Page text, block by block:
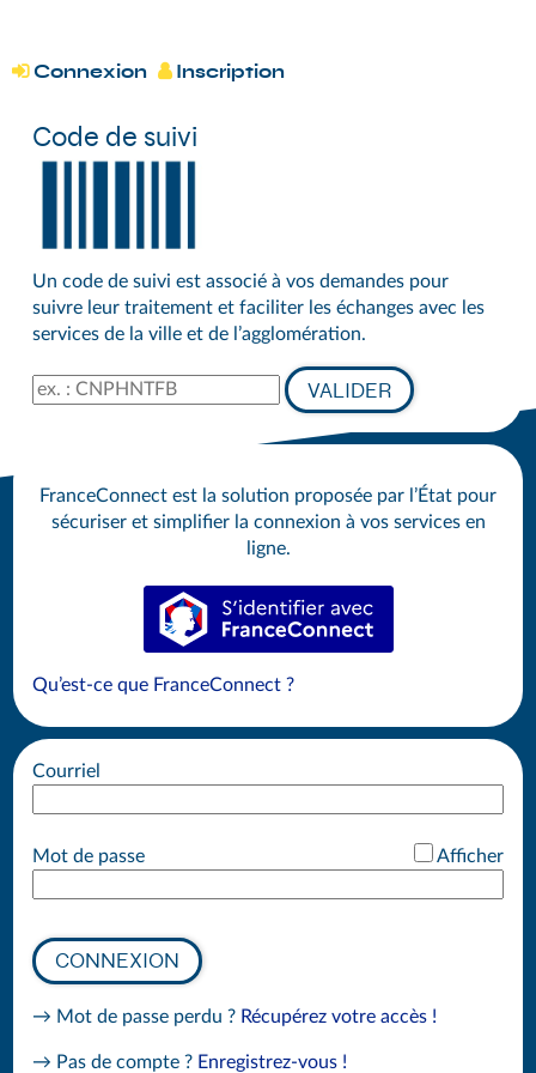
 Connexion  Inscription
Code de suivi
Un code de suivi est associé à vos demandes pour
suivre leur traitement et faciliter les échanges avec les
services de la ville et de l’agglomération.
Code de suivi VALIDER
FranceConnect est la solution proposée par l’État pour
sécuriser et simplifier la connexion à vos services en
ligne.
S’identifier avec FranceConnect
Qu’est-ce que FranceConnect ?
Courriel
Mot de passe Afficher
CONNEXION
→ Mot de passe perdu ? Récupérez votre accès !
→ Pas de compte ? Enregistrez-vous !